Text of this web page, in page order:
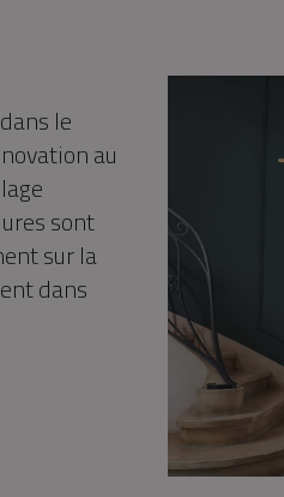
le
au
sont
sur la
dans